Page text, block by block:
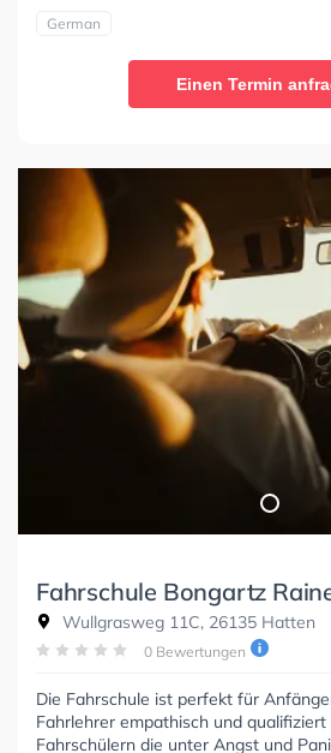
German
Einen Termin
Fahrschule Bongartz
Wullgrasweg 11C, 26135 Hatten
0 Bewertungen
Die Fahrschule ist perfekt für
Fahrlehrer empathisch und
Fahrschülern die unter Angst und